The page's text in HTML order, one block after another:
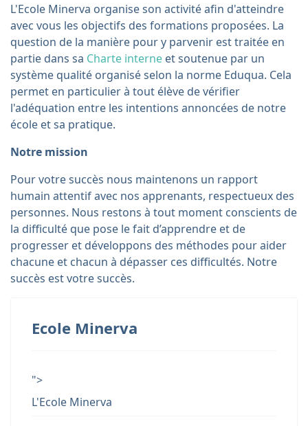
L'Ecole Minerva organise son activité afin d'atteindre
avec vous les objectifs des formations proposées. La
question de la manière pour y parvenir est traitée en
partie dans sa Charte interne et soutenue par un
système qualité organisé selon la norme Eduqua. Cela
permet en particulier à tout élève de vérifier
l'adéquation entre les intentions annoncées de notre
école et sa pratique.
Notre mission
Pour votre succès nous maintenons un rapport
humain attentif avec nos apprenants, respectueux des
personnes. Nous restons à tout moment conscients de
la difficulté que pose le fait d’apprendre et de
progresser et développons des méthodes pour aider
chacune et chacun à dépasser ces difficultés. Notre
succès est votre succès.
Ecole Minerva
">
L'Ecole Minerva